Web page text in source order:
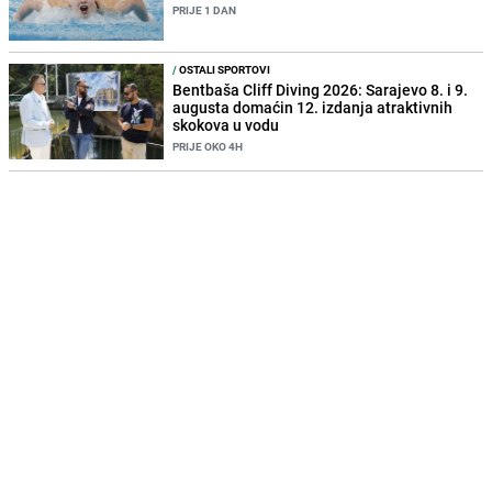
PRIJE 1 DAN
/OSTALI SPORTOVI
Bentbaša Cliff Diving 2026: Sarajevo 8. i 9.
augusta domaćin 12. izdanja atraktivnih
skokova u vodu
PRIJE OKO 4H